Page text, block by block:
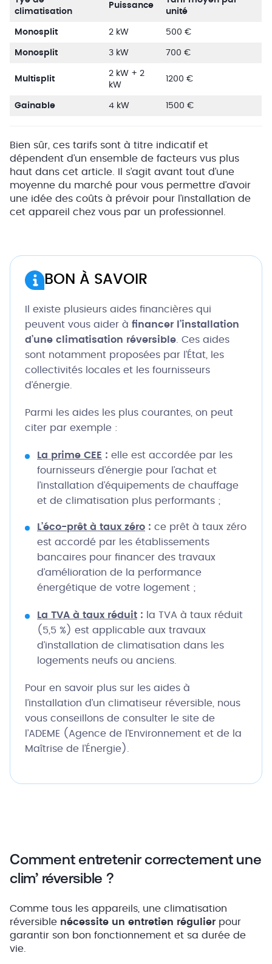
climatisation
Puissance
unité
Monosplit 2 kW 500 €
Monosplit 3 kW 700 €
Multisplit
2 kW + 2
kW
1200 €
Gainable 4 kW 1500 €
Bien sûr, ces tarifs sont à titre indicatif et
dépendent d’un ensemble de facteurs vus plus
haut dans cet article. Il s’agit avant tout d’une
moyenne du marché pour vous permettre d’avoir
une idée des coûts à prévoir pour l’installation de
cet appareil chez vous par un professionnel.
BON À SAVOIR
Il existe plusieurs aides financières qui
peuvent vous aider à financer l’installation
d’une climatisation réversible . Ces aides
sont notamment proposées par l’État, les
collectivités locales et les fournisseurs
d’énergie.
Parmi les aides les plus courantes, on peut
citer par exemple :
La prime CEE : elle est accordée par les
fournisseurs d’énergie pour l’achat et
l’installation d’équipements de chauffage
et de climatisation plus performants ;
L’éco-prêt à taux zéro : ce prêt à taux zéro
est accordé par les établissements
bancaires pour financer des travaux
d’amélioration de la performance
énergétique de votre logement ;
La TVA à taux réduit : la TVA à taux réduit
(5,5 %) est applicable aux travaux
d’installation de climatisation dans les
logements neufs ou anciens.
Pour en savoir plus sur les aides à
l’installation d’un climatiseur réversible, nous
vous conseillons de consulter le site de
l’ADEME (Agence de l’Environnement et de la
Maîtrise de l’Énergie).
Comment entretenir correctement une
clim’ réversible ?
Comme tous les appareils, une climatisation
réversible nécessite un entretien régulier pour
garantir son bon fonctionnement et sa durée de
vie.